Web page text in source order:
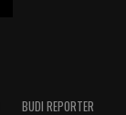
BUDI REPORTER